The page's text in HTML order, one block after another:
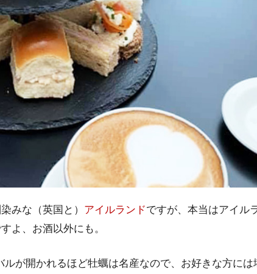
みな（英国と） アイルランドですが、本当はアイル
よ、お酒以外にも。
ルが開かれるほど牡蠣は名産なので、お好きな方には